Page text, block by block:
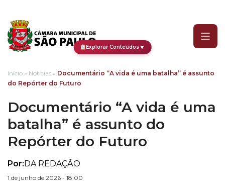
Explorar Conteúdos▼
Início » Notícias » Documentário “A vida é uma batalha” é assunto
do Repórter do Futuro
Documentário “A vida é uma
batalha” é assunto do
Repórter do Futuro
Por:DA REDAÇÃO
1 de junho de 2026 - 18:00